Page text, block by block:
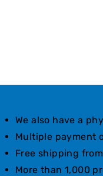
We also have a
Multiple payment
Free shipping
More than 1,000